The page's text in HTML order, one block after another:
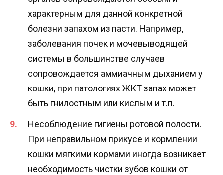
характерным для данной конкретной
болезни запахом из пасти. Например,
заболевания почек и мочевыводящей
системы в большинстве случаев
сопровождается аммиачным дыханием у
кошки, при патологиях ЖКТ запах может
быть гнилостным или кислым и т.п.
Несоблюдение гигиены ротовой полости.
При неправильном прикусе и кормлении
кошки мягкими кормами иногда возникает
необходимость чистки зубов кошки от